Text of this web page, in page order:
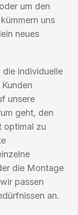
um den
uns
neues
die individuelle
unsere
geht, den
optimal zu
die Montage
passen
an.